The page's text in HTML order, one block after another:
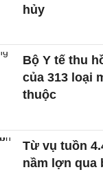
hủy
Bộ Y tế thu
của 313 loại
thuộc
Từ vụ tuồn
nầm lợn qua